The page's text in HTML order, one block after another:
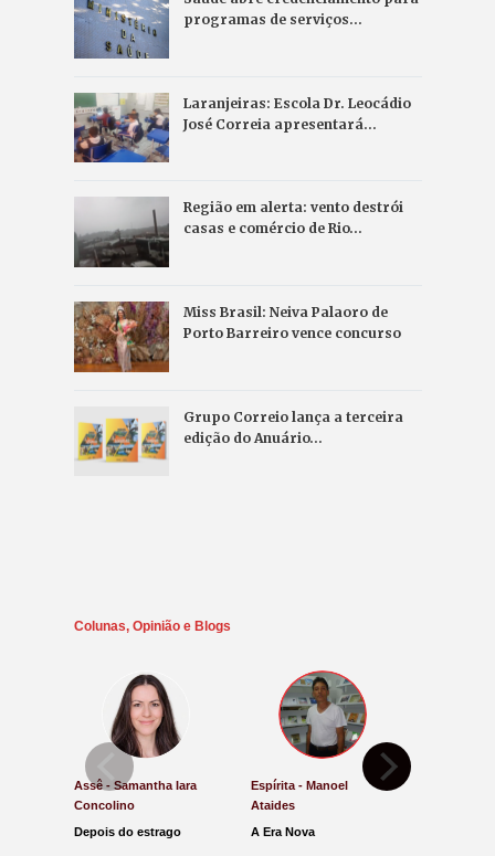
programas de serviços…
Laranjeiras: Escola Dr. Leocádio
José Correia apresentará…
Região em alerta: vento destrói
casas e comércio de Rio…
Miss Brasil: Neiva Palaoro de
Porto Barreiro vence concurso
Grupo Correio lança a terceira
edição do Anuário…
Colunas, Opinião e Blogs
Assê - Samantha Iara
Concolino
Depois do estrago
Espírita - Manoel
Ataides
A Era Nova